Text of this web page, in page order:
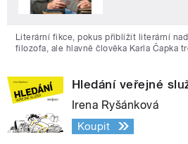
Literární fikce, pokus přiblížit literární
filozofa, ale hlavně člověka Karla Čapka
Hledání veřejné
Irena Ryšánková
Koupit